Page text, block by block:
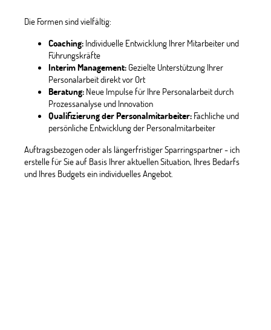
Die Formen sind vielfältig:
Coaching: Individuelle Entwicklung Ihrer Mitarbeiter und
Führungskräfte
Interim Management: Gezielte Unterstützung Ihrer
Personalarbeit direkt vor Ort
Beratung: Neue Impulse für Ihre Personalarbeit durch
Prozessanalyse und Innovation
Qualifizierung der Personalmitarbeiter: Fachliche und
persönliche Entwicklung der Personalmitarbeiter
Auftragsbezogen oder als längerfristiger Sparringspartner - ich
erstelle für Sie auf Basis Ihrer aktuellen Situation, Ihres Bedarfs
und Ihres Budgets ein individuelles Angebot.